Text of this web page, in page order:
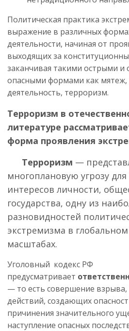
Политическая практика
выражение в различных
деятельности, начиная от
выходящих за
заканчивая такими острыми и
опасными формами как мятеж,
деятельность, терроризм.
Терроризм в
литературе
форма проявления
Терроризм —
многоплановую угрозу
интересов личности,
государства, одну из
разновидностей
экстремизма в
масштабах.
Уголовный кодекс РФ
предусматривает
— то есть совершение
действий, создающих
причинения значительного
наступление опасных